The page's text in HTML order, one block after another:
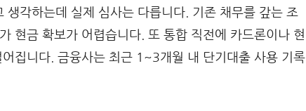
생각하는데 실제 심사는 다릅니다. 기존 채무를 갚는 조
현금 확보가 어렵습니다. 또 통합 직전에 카드론이나 현
집니다. 금융사는 최근 1~3개월 내 단기대출 사용 기록